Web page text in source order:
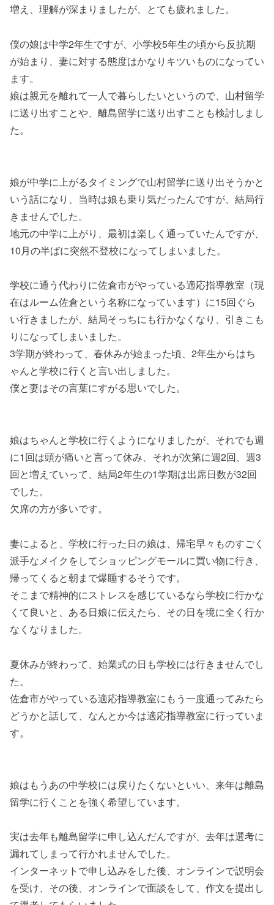
増え、理解が深まりましたが、とても疲れました。
僕の娘は中学2年生ですが、小学校5年生の頃から反抗期
が始まり、妻に対する態度はかなりキツいものになってい
ます。
娘は親元を離れて一人で暮らしたいというので、山村留学
に送り出すことや、離島留学に送り出すことも検討しまし
た。
娘が中学に上がるタイミングで山村留学に送り出そうかと
いう話になり、当時は娘も乗り気だったんですが、結局行
きませんでした。
地元の中学に上がり、最初は楽しく通っていたんですが、
10月の半ばに突然不登校になってしまいました。
学校に通う代わりに佐倉市がやっている適応指導教室（現
在はルーム佐倉という名称になっています）に15回ぐら
い行きましたが、結局そっちにも行かなくなり、引きこも
りになってしまいました。
3学期が終わって、春休みが始まった頃、2年生からはち
ゃんと学校に行くと言い出しました。
僕と妻はその言葉にすがる思いでした。
娘はちゃんと学校に行くようになりましたが、それでも週
に1回は頭が痛いと言って休み、それが次第に週2回、週3
回と増えていって、結局2年生の1学期は出席日数が32回
でした。
欠席の方が多いです。
妻によると、学校に行った日の娘は、帰宅早々ものすごく
派手なメイクをしてショッピングモールに買い物に行き、
帰ってくると朝まで爆睡するそうです。
そこまで精神的にストレスを感じているなら学校に行かな
くて良いと、ある日娘に伝えたら、その日を境に全く行か
なくなりました。
夏休みが終わって、始業式の日も学校には行きませんでし
た。
佐倉市がやっている適応指導教室にもう一度通ってみたら
どうかと話して、なんとか今は適応指導教室に行っていま
す。
娘はもうあの中学校には戻りたくないといい、来年は離島
留学に行くことを強く希望しています。
実は去年も離島留学に申し込んだんですが、去年は選考に
漏れてしまって行かれませんでした。
インターネットで申し込みをした後、オンラインで説明会
を受け、その後、オンラインで面談をして、作文を提出し